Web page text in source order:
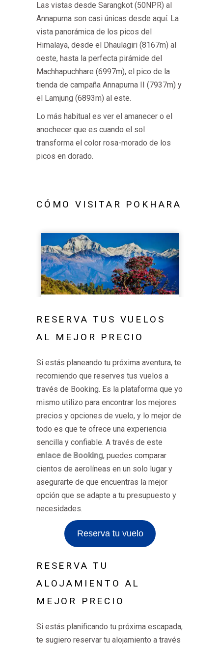
Las vistas desde Sarangkot (50NPR) al
Annapurna son casi únicas desde aquí. La
vista panorámica de los picos del
Himalaya, desde el Dhaulagiri (8167m) al
oeste, hasta la perfecta pirámide del
Machhapuchhare (6997m), el pico de la
tienda de campaña Annapurna II (7937m) y
el Lamjung (6893m) al este.
Lo más habitual es ver el amanecer o el
anochecer que es cuando el sol
transforma el color rosa-morado de los
picos en dorado.
CÓMO VISITAR POKHARA
RESERVA TUS VUELOS
AL MEJOR PRECIO
Si estás planeando tu próxima aventura, te
recomiendo que reserves tus vuelos a
través de Booking. Es la plataforma que yo
mismo utilizo para encontrar los mejores
precios y opciones de vuelo, y lo mejor de
todo es que te ofrece una experiencia
sencilla y confiable. A través de este
enlace de Booking, puedes comparar
cientos de aerolíneas en un solo lugar y
asegurarte de que encuentras la mejor
opción que se adapte a tu presupuesto y
necesidades.
Reserva tu vuelo
RESERVA TU
ALOJAMIENTO AL
MEJOR PRECIO
Si estás planificando tu próxima escapada,
te sugiero reservar tu alojamiento a través